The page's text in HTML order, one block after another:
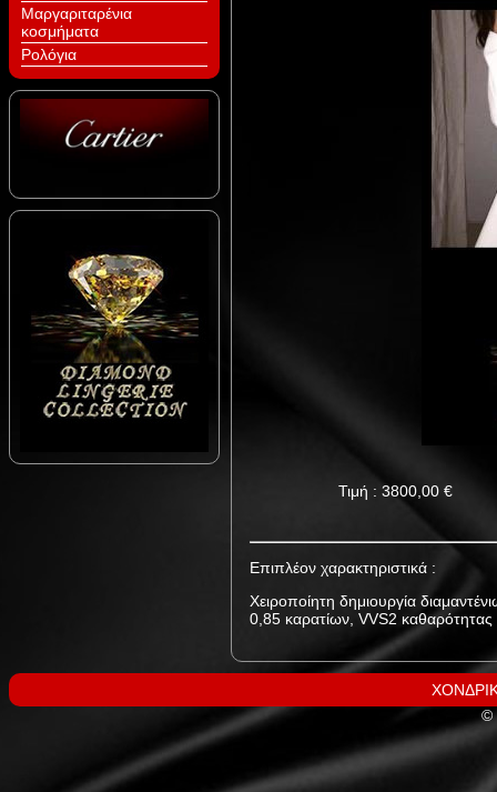
Μαργαριταρένια
κοσμήματα
Ρολόγια
Τιμή : 3800,00 €
Επιπλέον χαρακτηριστικά :
Χειροποίητη δημιουργία
0,85 καρατίων, VVS2
©